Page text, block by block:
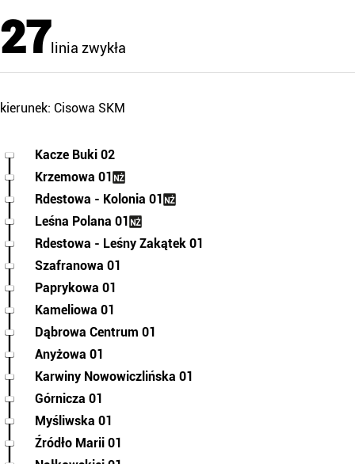
27 linia zwykła
kierunek: Cisowa SKM
Kacze Buki 02
Krzemowa 01
Rdestowa - Kolonia 01
Leśna Polana 01
Rdestowa - Leśny Zakątek 01
Szafranowa 01
Paprykowa 01
Kameliowa 01
Dąbrowa Centrum 01
Anyżowa 01
Karwiny Nowowiczlińska 01
Górnicza 01
Myśliwska 01
Źródło Marii 01